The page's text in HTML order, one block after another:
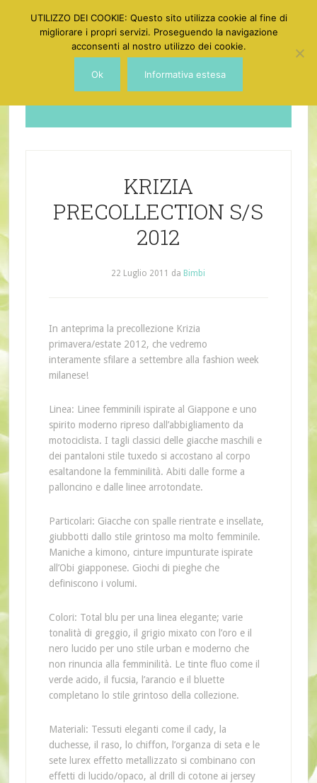
Dotgirl
KRIZIA
PRECOLLECTION S/S
2012
22 Luglio 2011 da Bimbi
In anteprima la precollezione Krizia
primavera/estate 2012, che vedremo
interamente sfilare a settembre alla fashion week
milanese!
Linea: Linee femminili ispirate al Giappone e uno
spirito moderno ripreso dall’abbigliamento da
motociclista. I tagli classici delle giacche maschili e
dei pantaloni stile tuxedo si accostano al corpo
esaltandone la femminilità. Abiti dalle forme a
palloncino e dalle linee arrotondate.
Particolari: Giacche con spalle rientrate e insellate,
giubbotti dallo stile grintoso ma molto femminile.
Maniche a kimono, cinture impunturate ispirate
all’Obi giapponese. Giochi di pieghe che
definiscono i volumi.
Colori: Total blu per una linea elegante; varie
tonalità di greggio, il grigio mixato con l’oro e il
nero lucido per uno stile urban e moderno che
non rinuncia alla femminilità. Le tinte fluo come il
verde acido, il fucsia, l’arancio e il bluette
completano lo stile grintoso della collezione.
Materiali: Tessuti eleganti come il cady, la
duchesse, il raso, lo chiffon, l’organza di seta e le
sete lurex effetto metallizzato si combinano con
effetti di lucido/opaco, al drill di cotone ai jersey
UTILIZZO DEI COOKIE: Questo sito utilizza cookie al fine di
migliorare i propri servizi. Proseguendo la navigazione
acconsenti al nostro utilizzo dei cookie.
Ok Informativa estesa